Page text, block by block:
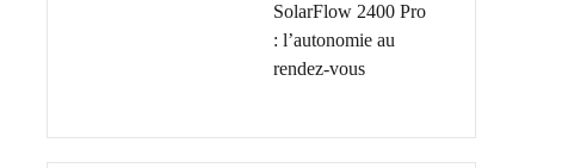
SolarFlow 2400 Pro
: l’autonomie au
rendez-vous